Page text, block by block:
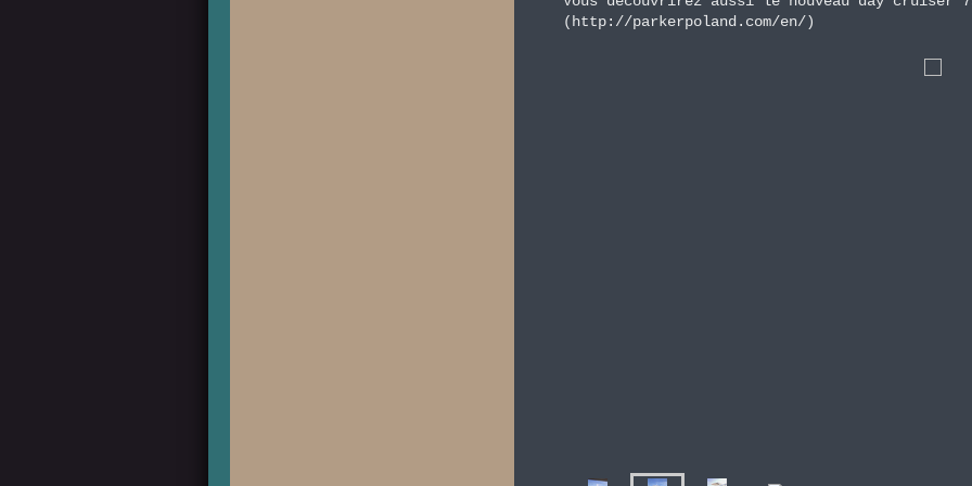
(http://parkerpoland.com/en/)